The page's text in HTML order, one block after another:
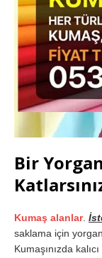
Bir
Kumaş alanlar.
saklama için
Kumaşınızda